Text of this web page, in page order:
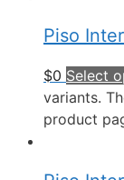
Piso
$0 Select
variants.
product